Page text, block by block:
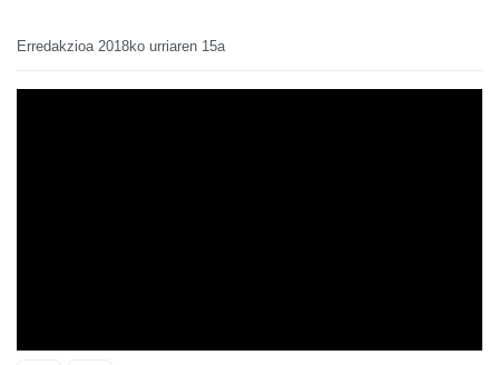
Erredakzioa 2018ko urriaren 15a